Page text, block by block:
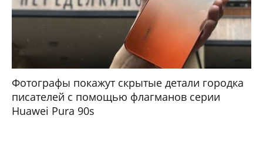
Фотографы покажут скрытые детали городка
писателей с помощью флагманов серии
Huawei Pura 90s